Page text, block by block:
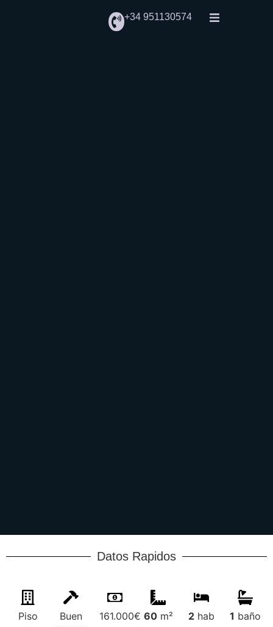
+34 951130574
Datos Rapidos
Piso
Buen
161.000€ 60 m² 2 hab 1 baño